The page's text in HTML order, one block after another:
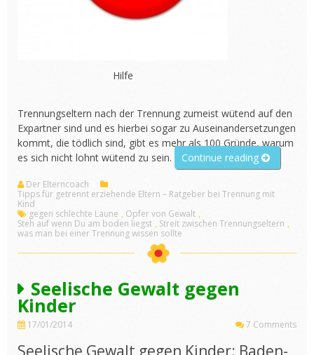
Hilfe
Trennungseltern nach der Trennung zumeist wütend auf den
Expartner sind und es hierbei sogar zu Auseinandersetzungen
kommt, die tödlich sind, gibt es mehr als 100 Gründe, warum
es sich nicht lohnt wütend zu sein.
Continue reading „Wut
lohnt
nicht“
Der Elterncoach
Tipps für getrennt erziehende Eltern – Ratgeber bei Trennung mit
Kind
gegen schlechte Laune , Opfer von Gewalt ,
Steh auf wenn Du am boden liegst , Streit zwischen Trennungseltern ,
was man bei einer Trennung wissen sollte
Seelische Gewalt gegen
Kinder
17/01/2014 7 Comments
Seelische Gewalt gegen Kinder: Baden-